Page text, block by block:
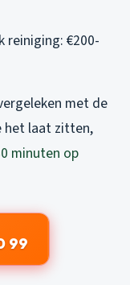
reiniging: €200-
met de
het laat zitten,
minuten op
99